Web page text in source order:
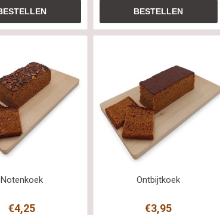
Notenkoek
€4,25
Ontbijtkoek
€3,95